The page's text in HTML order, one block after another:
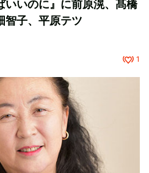
いいのに』に前原滉、髙橋
智子、平原テツ
1